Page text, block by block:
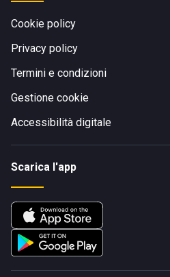
Cookie policy
Privacy policy
Termini e condizioni
Gestione cookie
Accessibilità digitale
Scarica l'app